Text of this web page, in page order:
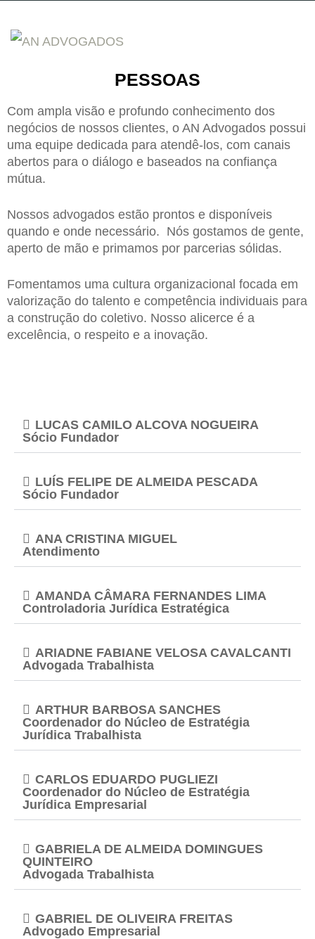
PESSOAS
Com ampla visão e profundo conhecimento dos
negócios de nossos clientes, o AN Advogados possui
uma equipe dedicada para atendê-los, com canais
abertos para o diálogo e baseados na confiança
mútua.
Nossos advogados estão prontos e disponíveis
quando e onde necessário. Nós gostamos de gente,
aperto de mão e primamos por parcerias sólidas.
Fomentamos uma cultura organizacional focada em
valorização do talento e competência individuais para
a construção do coletivo. Nosso alicerce é a
excelência, o respeito e a inovação.
LUCAS CAMILO ALCOVA NOGUEIRA
Sócio Fundador
LUÍS FELIPE DE ALMEIDA PESCADA
Sócio Fundador
ANA CRISTINA MIGUEL
Atendimento
AMANDA CÂMARA FERNANDES LIMA
Controladoria Jurídica Estratégica
ARIADNE FABIANE VELOSA CAVALCANTI
Advogada Trabalhista
ARTHUR BARBOSA SANCHES
Coordenador do Núcleo de Estratégia
Jurídica Trabalhista
CARLOS EDUARDO PUGLIEZI
Coordenador do Núcleo de Estratégia
Jurídica Empresarial
GABRIELA DE ALMEIDA DOMINGUES
QUINTEIRO
Advogada Trabalhista
GABRIEL DE OLIVEIRA FREITAS
Advogado Empresarial